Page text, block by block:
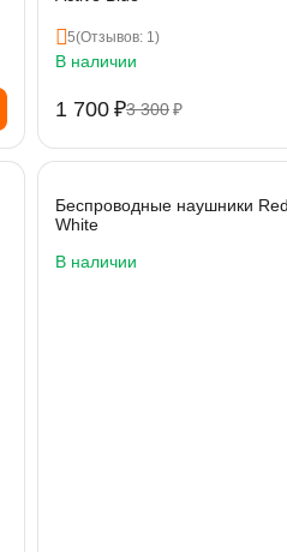
5(Отзывов: 1)
В наличии
1 700 ₽3 300 ₽
Беспроводные наушники
White
В наличии